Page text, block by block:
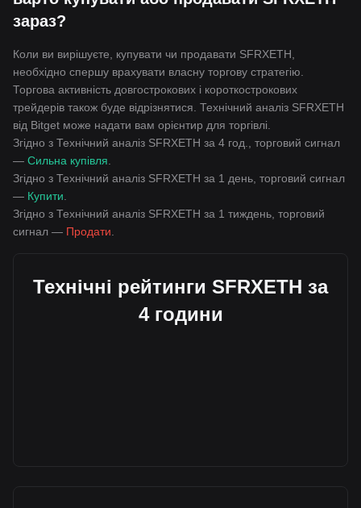
зараз?
Коли ви вирішуєте, купувати чи продавати SFRXETH,
необхідно спершу врахувати власну торгову стратегію.
Торгова активність довгострокових і короткострокових
трейдерів також буде відрізнятися. Технічний аналіз SFRXETH
від Bitget може надати вам орієнтир для торгівлі.
Згідно з Технічний аналіз SFRXETH за 4 год., торговий сигнал
— Сильна купівля
Згідно з Технічний аналіз SFRXETH за 1 день, торговий сигнал
— Купити
Згідно з Технічний аналіз SFRXETH за 1 тиждень, торговий
сигнал — Продати
Технічні рейтинги SFRXETH за
4 години